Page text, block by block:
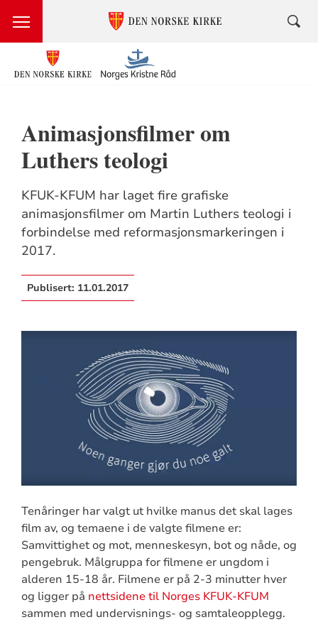
Animasjonsfilmer om
Luthers teologi
KFUK-KFUM har laget fire grafiske
animasjonsfilmer om Martin Luthers teologi i
forbindelse med reformasjonsmarkeringen i
2017.
Publisert: 11.01.2017
Tenåringer har valgt ut hvilke manus det skal lages
film av, og temaene i de valgte filmene er:
Samvittighet og mot, menneskesyn, bot og nåde, og
pengebruk. Målgruppa for filmene er ungdom i
alderen 15-18 år. Filmene er på 2-3 minutter hver
og ligger på nettsidene til Norges KFUK-KFUM
sammen med undervisnings- og samtaleopplegg.